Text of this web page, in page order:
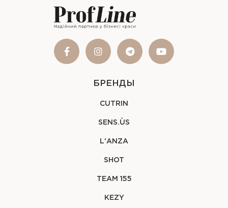
БРЕНДЫ
CUTRIN
SENS.ÙS
L'ANZA
SHOT
TEAM 155
KEZY